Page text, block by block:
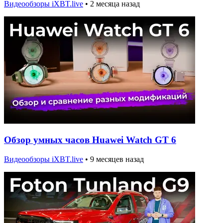
Видеообзоры iXBT.live • 2 месяца назад
Обзор умных часов Huawei Watch GT 6
Видеообзоры iXBT.live • 9 месяцев назад